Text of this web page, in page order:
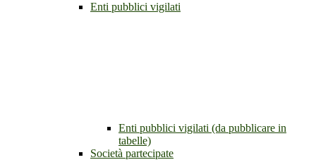
Enti pubblici vigilati
Enti pubblici vigilati (da pubblicare in
tabelle)
Società partecipate